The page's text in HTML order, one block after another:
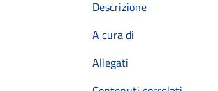
Descrizione
A cura di
Allegati